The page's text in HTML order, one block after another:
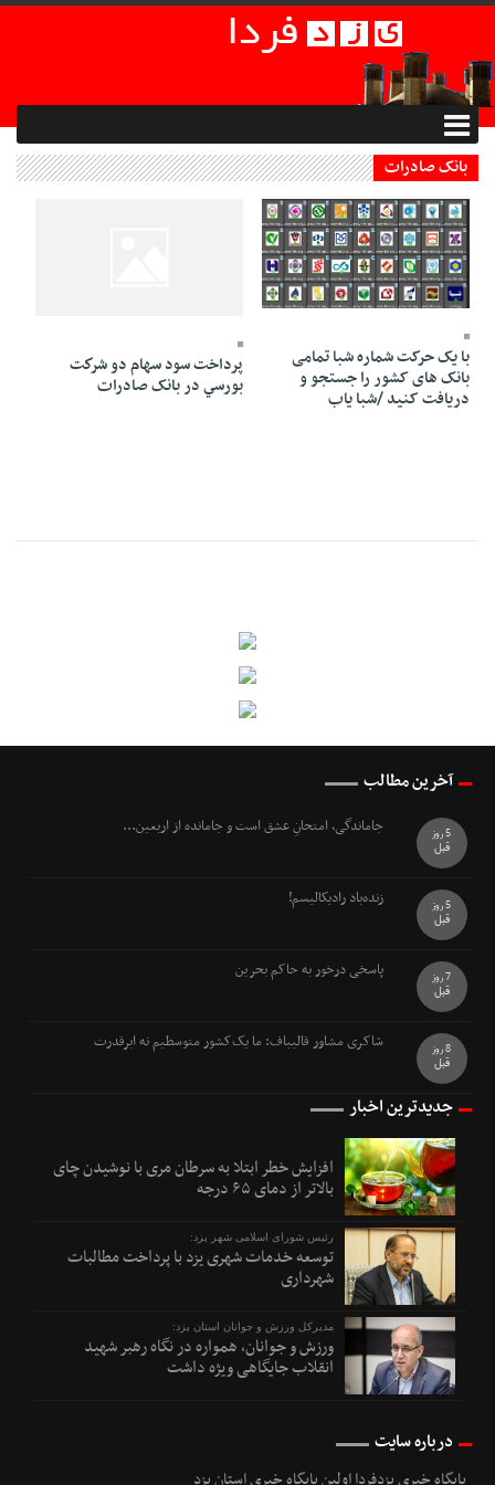
بانک صادرات
02 Shahrivar 1398 - 18:16
با یک حرکت شماره شبا تمامی
بانک های کشور را جستجو و
دریافت کنید /شبا یاب
پرداخت سود سهام دو شركت
بورسي در بانک صادرات
آخرین مطالب
جاماندگی، امتحانِ عشق است و جامانده از اربعین...
5 روز
قبل
زنده‌باد رادیکالیسم!
5 روز
قبل
پاسخی درخور به حاکم بحرین
7 روز
قبل
شاکری مشاور قالیباف: ما یک‌کشور متوسطیم نه ابرقدرت
8 روز
قبل
جدیدترین اخبار
افزایش خطر ابتلا به سرطان مری با نوشیدن چای
بالاتر از دمای ۶۵ درجه
رئیس شورای اسلامی شهر یزد:
توسعه خدمات شهری یزد با پرداخت مطالبات
شهرداری
مدیرکل ورزش و جوانان استان یزد:
ورزش و جوانان، همواره در نگاه رهبر شهید
انقلاب جایگاهی ویژه داشت
درباره سایت